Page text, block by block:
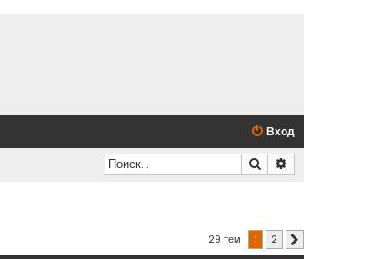
Вход
Поиск
29 тем 1 2